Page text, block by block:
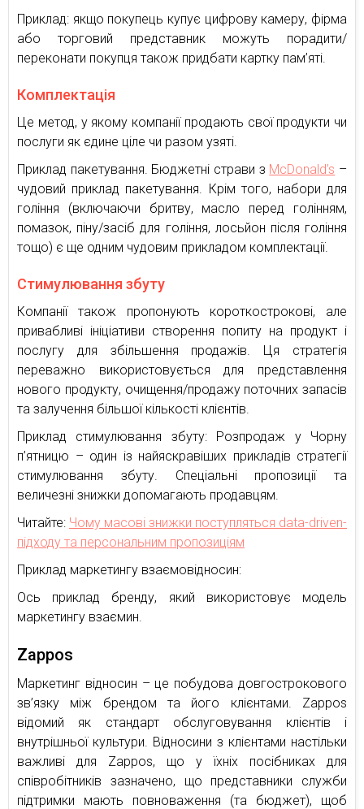
Приклад: якщо покупець купує цифрову камеру, фірма
або торговий представник можуть порадити/
переконати покупця також придбати картку пам’яті.
Комплектація
Це метод, у якому компанії продають свої продукти чи
послуги як єдине ціле чи разом узяті.
Приклад пакетування. Бюджетні страви з McDonald’s –
чудовий приклад пакетування. Крім того, набори для
гоління (включаючи бритву, масло перед голінням,
помазок, піну/засіб для гоління, лосьйон після гоління
тощо) є ще одним чудовим прикладом комплектації.
Стимулювання збуту
Компанії також пропонують короткострокові, але
привабливі ініціативи створення попиту на продукт і
послугу для збільшення продажів. Ця стратегія
переважно використовується для представлення
нового продукту, очищення/продажу поточних запасів
та залучення більшої кількості клієнтів.
Приклад стимулювання збуту: Розпродаж у Чорну
п’ятницю – один із найяскравіших прикладів стратегії
стимулювання збуту. Спеціальні пропозиції та
величезні знижки допомагають продавцям.
Читайте: Чому масові знижки поступляться data-driven-
підходу та персональним пропозиціям
Приклад маркетингу взаємовідносин:
Ось приклад бренду, який використовує модель
маркетингу взаємин.
Zappos
Маркетинг відносин – це побудова довгострокового
зв’язку між брендом та його клієнтами. Zappos
відомий як стандарт обслуговування клієнтів і
внутрішньої культури. Відносини з клієнтами настільки
важливі для Zappos, що у їхніх посібниках для
співробітників зазначено, що представники служби
підтримки мають повноваження (та бюджет), щоб